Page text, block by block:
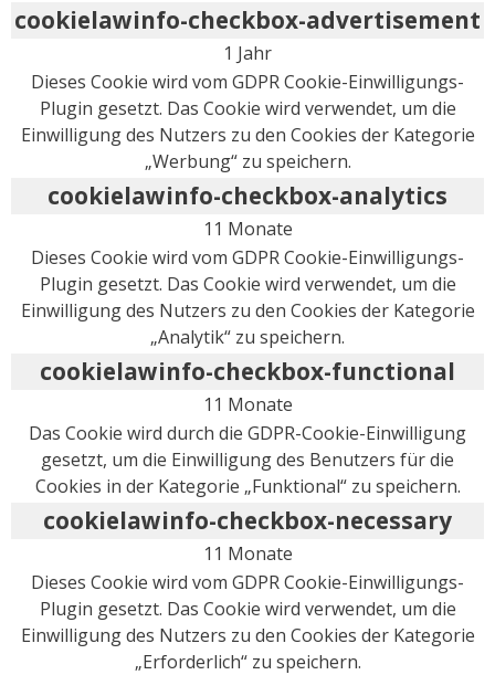
cookielawinfo-checkbox-advertisement
1 Jahr
Dieses Cookie wird vom GDPR Cookie-Einwilligungs-
Plugin gesetzt. Das Cookie wird verwendet, um die
Einwilligung des Nutzers zu den Cookies der Kategorie
„Werbung“ zu speichern.
cookielawinfo-checkbox-analytics
11 Monate
Dieses Cookie wird vom GDPR Cookie-Einwilligungs-
Plugin gesetzt. Das Cookie wird verwendet, um die
Einwilligung des Nutzers zu den Cookies der Kategorie
„Analytik“ zu speichern.
cookielawinfo-checkbox-functional
11 Monate
Das Cookie wird durch die GDPR-Cookie-Einwilligung
gesetzt, um die Einwilligung des Benutzers für die
Cookies in der Kategorie „Funktional“ zu speichern.
cookielawinfo-checkbox-necessary
11 Monate
Dieses Cookie wird vom GDPR Cookie-Einwilligungs-
Plugin gesetzt. Das Cookie wird verwendet, um die
Einwilligung des Nutzers zu den Cookies der Kategorie
„Erforderlich“ zu speichern.